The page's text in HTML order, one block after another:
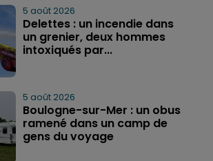
5 août 2026
Delettes : un incendie dans
un grenier, deux hommes
intoxiqués par...
5 août 2026
Boulogne-sur-Mer : un obus
ramené dans un camp de
gens du voyage